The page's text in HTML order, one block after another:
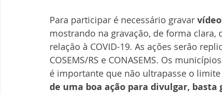
Para participar é necessário gravar
mostrando na gravação, de forma
relação à COVID-19. As ações serão
COSEMS/RS e CONASEMS. Os
é importante que não ultrapasse o
de uma boa ação para divulgar,